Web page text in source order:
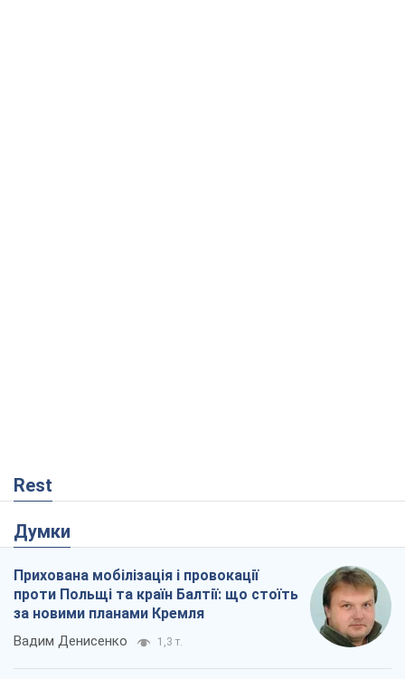
Rest
Думки
Прихована мобілізація і провокації
проти Польщі та країн Балтії: що стоїть
за новими планами Кремля
Вадим Денисенко 1,3 т.